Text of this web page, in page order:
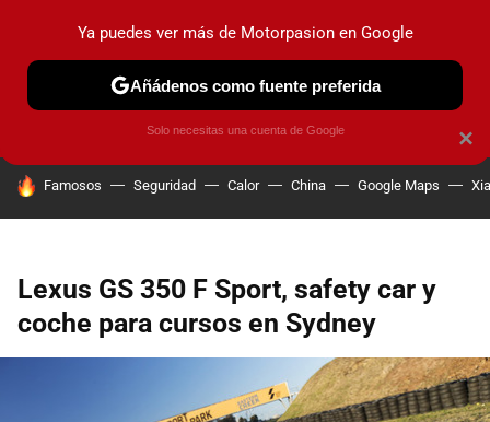
PRUEBAS COCHES ELÉCTRICOS OBSERVATORIO
HOY SE HABLA DE
Famosos Seguridad Calor China Google Maps
Lexus GS 350 F Sport, safety car y
coche para cursos en Sydney
×
Ya puedes ver más de Motorpasion en Google
Añádenos como fuente preferida
Solo necesitas una cuenta de Google